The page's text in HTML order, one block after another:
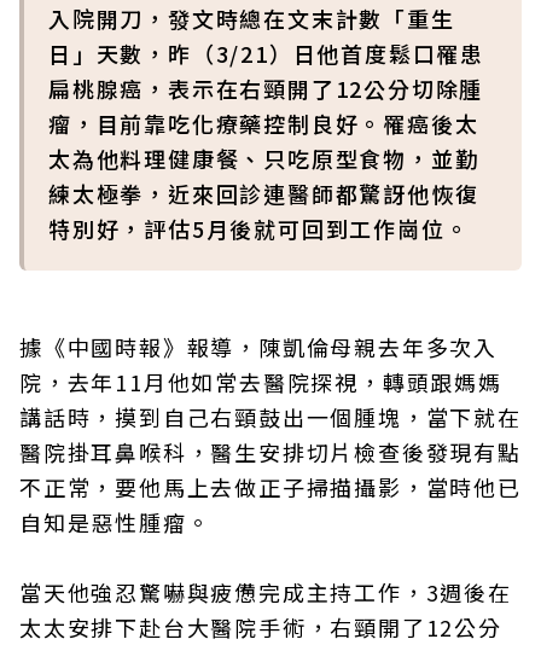
入院開刀，發文時總在文末計數「重生
日」天數，昨（3/21）日他首度鬆口罹患
扁桃腺癌，表示在右頸開了12公分切除腫
瘤，目前靠吃化療藥控制良好。罹癌後太
太為他料理健康餐、只吃原型食物，並勤
練太極拳，近來回診連醫師都驚訝他恢復
特別好，評估5月後就可回到工作崗位。
據《中國時報》報導，陳凱倫母親去年多次入
院，去年11月他如常去醫院探視，轉頭跟媽媽
講話時，摸到自己右頸鼓出一個腫塊，當下就在
醫院掛耳鼻喉科，醫生安排切片檢查後發現有點
不正常，要他馬上去做正子掃描攝影，當時他已
自知是惡性腫瘤。
當天他強忍驚嚇與疲憊完成主持工作，3週後在
太太安排下赴台大醫院手術，右頸開了12公分